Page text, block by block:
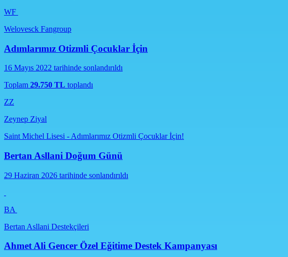
WF
Welovesck Fangroup
Adımlarımız Otizmli Çocuklar İçin
16 Mayıs 2022 tarihinde sonlandırıldı
Toplam 29.750 TL toplandı
ZZ
Zeynep Ziyal
Saint Michel Lisesi - Adımlarımız Otizmli Çocuklar İçin!
Bertan Asllani Doğum Günü
29 Haziran 2026 tarihinde sonlandırıldı
BA
Bertan Asllani Destekçileri
Ahmet Ali Gencer Özel Eğitime Destek Kampanyası